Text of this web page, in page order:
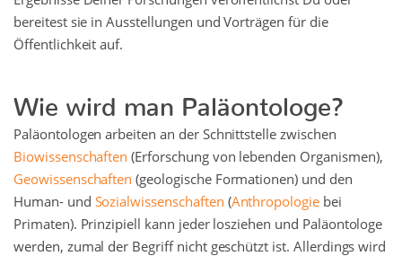
bereitest sie in Ausstellungen und Vorträgen für die
Öffentlichkeit auf.
Wie wird man Paläontologe?
Paläontologen arbeiten an der Schnittstelle zwischen
Biowissenschaften (Erforschung von lebenden Organismen),
Geowissenschaften (geologische Formationen) und den
Human- und Sozialwissenschaften (Anthropologiebei
Primaten). Prinzipiell kann jeder losziehen und Paläontologe
werden, zumal der Begriff nicht geschützt ist. Allerdings wird